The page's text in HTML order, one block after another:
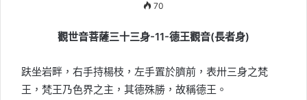
70
觀世音菩薩三十三身-11-德王觀音(長者身)
趺坐岩畔，右手持楊枝，左手置於臍前，表卅三身之梵
王，梵王乃色界之主，其德殊勝，故稱德王。